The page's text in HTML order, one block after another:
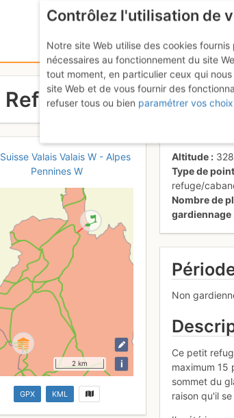
Refuge Igloo des
Suisse Valais Valais W - Alpes
Pennines W
2 km i
GPX KML
Altitude
Type de
refuge/
Nombre de
gardiennage
Non
Ce petit
maximum 15
sommet du
raison qu'il
Contrôlez l'utilisation de
Notre site Web utilise des cookies
nécessaires au fonctionnement du site
tout moment, en particulier ceux qui
site Web et de vous fournir des
refuser tous ou bien paramétrer vos choix